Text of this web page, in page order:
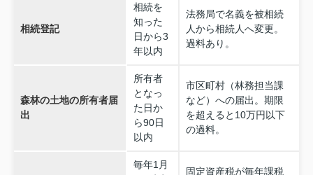
相続登記
相続を
知った
日から3
年以内
法務局で名義を被相続
人から相続人へ変更。
過料あり。
森林の土地の所有者届
出
所有者
となっ
た日か
ら90日
以内
市区町村（林務担当課
など）への届出。期限
を超えると10万円以下
の過料。
毎年1月
固定資産税が毎年課税